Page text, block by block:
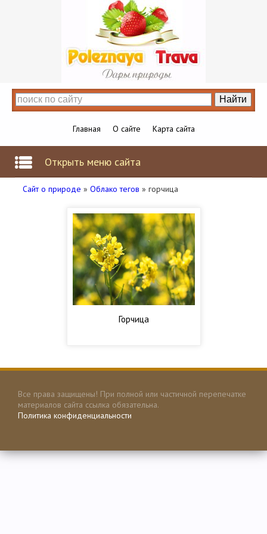
Главная О сайте Карта сайта
Открыть меню сайта
Сайт о природе » Облако тегов » горчица
Горчица
Все права защищены! При полной или частичной перепечатке
материалов сайта ссылка обязательна.
Политика конфиденциальности